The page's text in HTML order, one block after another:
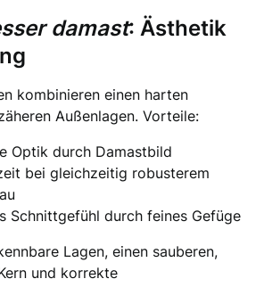
damast: Ästhetik
kombinieren einen harten
Außenlagen. Vorteile:
Optik durch Damastbild
bei gleichzeitig robusterem
Schnittgefühl durch feines Gefüge
Lagen, einen sauberen,
und korrekte